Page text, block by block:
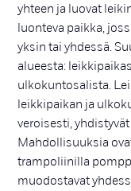
yhteen ja luovat
luonteva paikka,
yksin tai yhdessä.
alueesta:
ulkokuntosalista.
leikkipaikan ja
veroisesti,
Mahdollisuuksia
trampoliinilla
muodostavat